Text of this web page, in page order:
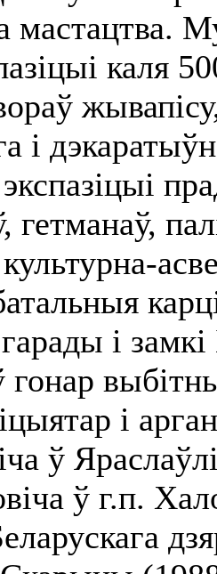
мастацтва.
каля
і
гетманаў,
і
гонар
і
ў
ў г.п.